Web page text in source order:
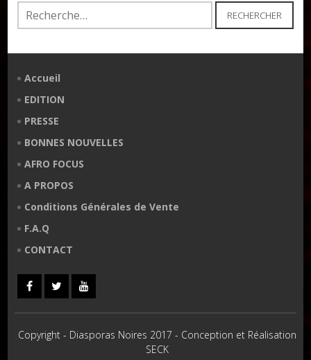
Rechercher :
Accueil
EDITION
PRESSE
BONNES NOUVELLES
AFRO FOCUS
A PROPOS
Conditions Générales de Vente
F.A.Q
CONTACT
Copyright - Diasporas Noires 2017 - Conception et Réalisation
SECK